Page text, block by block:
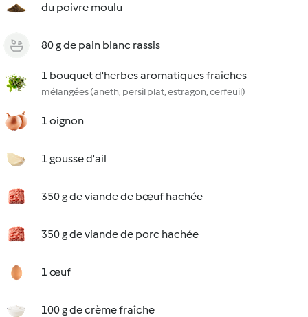
du poivre moulu
80 g de pain blanc rassis
1 bouquet d'herbes aromatiques fraîches
mélangées (aneth, persil plat, estragon, cerfeuil)
1 oignon
1 gousse d'ail
350 g de viande de bœuf hachée
350 g de viande de porc hachée
1 œuf
100 g de crème fraîche